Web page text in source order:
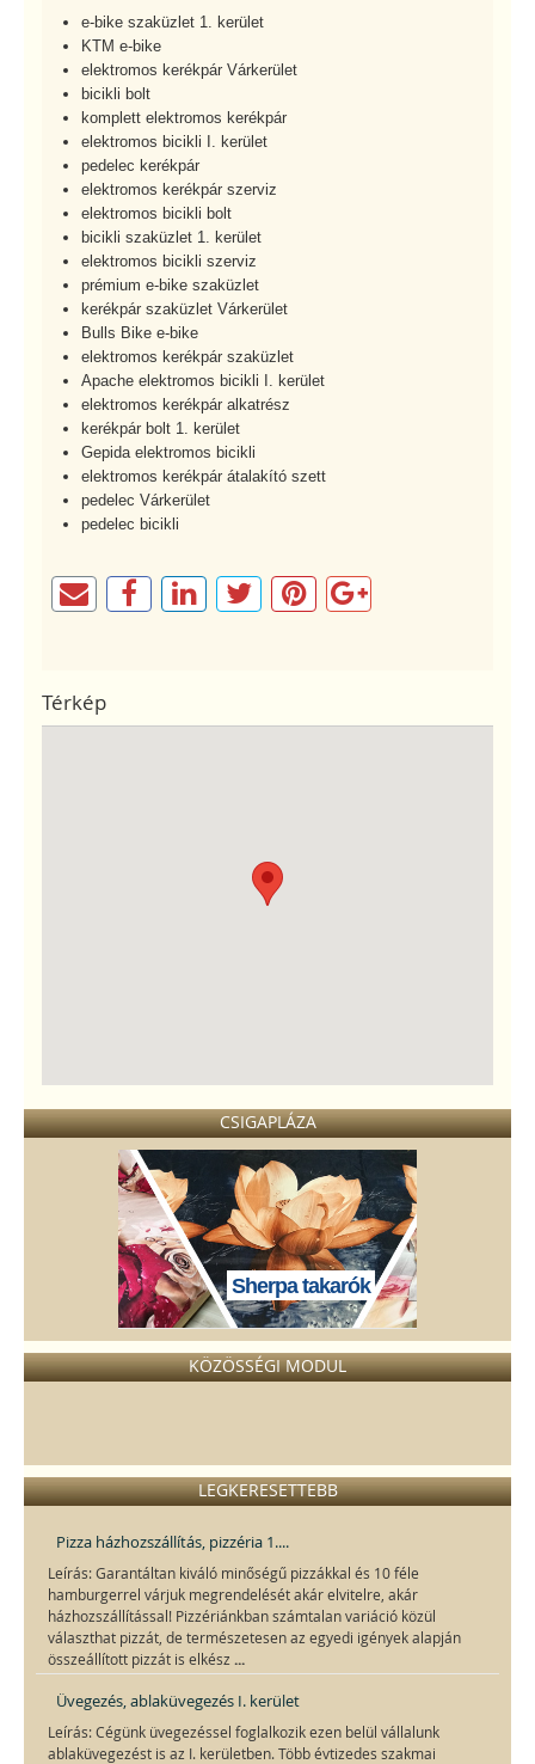
e-bike szaküzlet 1. kerület
KTM e-bike
elektromos kerékpár Várkerület
bicikli bolt
komplett elektromos kerékpár
elektromos bicikli I. kerület
pedelec kerékpár
elektromos kerékpár szerviz
elektromos bicikli bolt
bicikli szaküzlet 1. kerület
elektromos bicikli szerviz
prémium e-bike szaküzlet
kerékpár szaküzlet Várkerület
Bulls Bike e-bike
elektromos kerékpár szaküzlet
Apache elektromos bicikli I. kerület
elektromos kerékpár alkatrész
kerékpár bolt 1. kerület
Gepida elektromos bicikli
elektromos kerékpár átalakító szett
pedelec Várkerület
pedelec bicikli
Térkép
CSIGAPLÁZA
Sherpa takarók
KÖZÖSSÉGI MODUL
LEGKERESETTEBB
Pizza házhozszállítás, pizzéria 1....
Leírás: Garantáltan kiváló minőségű pizzákkal és 10 féle
hamburgerrel várjuk megrendelését akár elvitelre, akár
házhozszállítással! Pizzériánkban számtalan variáció közül
választhat pizzát, de természetesen az egyedi igények alapján
összeállított pizzát is elkész ...
Üvegezés, ablaküvegezés I. kerület
Leírás: Cégünk üvegezéssel foglalkozik ezen belül vállalunk
ablaküvegezést is az I. kerületben. Több évtizedes szakmai